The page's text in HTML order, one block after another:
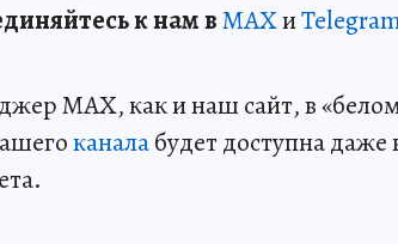
к нам вMAXи
MAX, как и наш сайт, в
каналабудет доступна